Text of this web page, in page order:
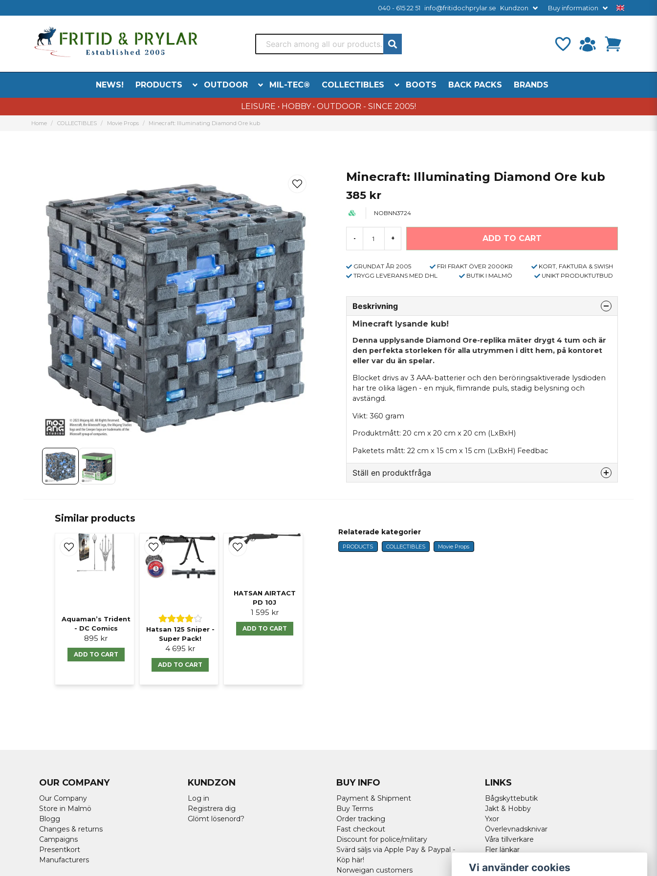
040 - 615 22 51 info@fritidochprylar.se Kundzon Buy information
NEWS! PRODUCTS OUTDOOR MIL-TEC® COLLECTIBLES BOOTS BACK PACKS BRANDS
LEISURE • HOBBY • OUTDOOR - SINCE 2005!
Home COLLECTIBLES Movie Props Minecraft: Illuminating Diamond Ore kub
Minecraft: Illuminating Diamond Ore kub
385 kr
NOBNN3724
- + ADD TO CART
GRUNDAT ÅR 2005 FRI FRAKT ÖVER 2000KR
KORT, FAKTURA & SWISH
TRYGG LEVERANS MED DHL
BUTIK I MALMÖ UNIKT PRODUKTUTBUD
Beskrivning
Minecraft lysande kub!
Denna upplysande Diamond Ore-replika mäter drygt 4 tum och är
den perfekta storleken för alla utrymmen i ditt hem, på kontoret
eller var du än spelar.
Blocket drivs av 3 AAA-batterier och den beröringsaktiverade lysdioden
har tre olika lägen - en mjuk, flimrande puls, stadig belysning och
avstängd.
Vikt: 360 gram
Produktmått: 20 cm x 20 cm x 20 cm (LxBxH)
Paketets mått: 22 cm x 15 cm x 15 cm (LxBxH) Feedbac
Ställ en produktfråga
name
Name
Similar products
Aquaman’s Trident
- DC Comics
895 kr
ADD TO CART
Hatsan 125 Sniper -
Super Pack!
4 695 kr
ADD TO CART
HATSAN AIRTACT
PD 10J
1 595 kr
ADD TO CART
Relaterade kategorier
PRODUCTS COLLECTIBLES Movie Props
OUR COMPANY
Our Company
Store in Malmö
Blogg
Changes & returns
Campaigns
Presentkort
Manufacturers
KUNDZON
Log in
Registrera dig
Glömt lösenord?
BUY INFO
Payment & Shipment
Buy Terms
Order tracking
Fast checkout
Discount for police/military
Svärd säljs via Apple Pay & Paypal -
Köp här!
Norweigan customers
LINKS
Bågskyttebutik
Jakt & Hobby
Yxor
Överlevnadsknivar
Våra tillverkare
Fler länkar
Vi använder cookies